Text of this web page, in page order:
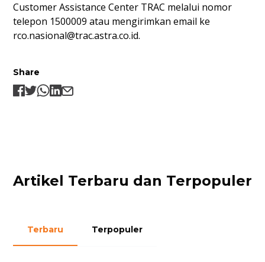
Customer Assistance Center TRAC melalui nomor
telepon 1500009 atau mengirimkan email ke
rco.nasional@trac.astra.co.id.
Share
Artikel Terbaru dan Terpopuler
Terbaru Terpopuler